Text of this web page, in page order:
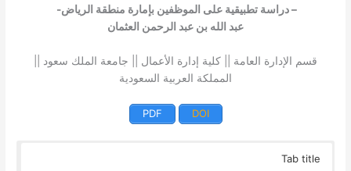
– دراسة تطبيقية على الموظفين بإمارة منطقة الرياض-
عبد الله بن عبد الرحمن العثمان
قسم الإدارة العامة || كلية إدارة الأعمال || جامعة الملك سعود ||
المملكة العربية السعودية
DOI
PDF
Tab title